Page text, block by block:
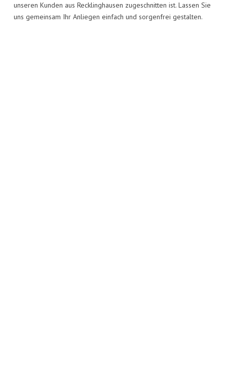
unseren Kunden aus Recklinghausen zugeschnitten ist. Lassen Sie
uns gemeinsam Ihr Anliegen einfach und sorgenfrei gestalten.